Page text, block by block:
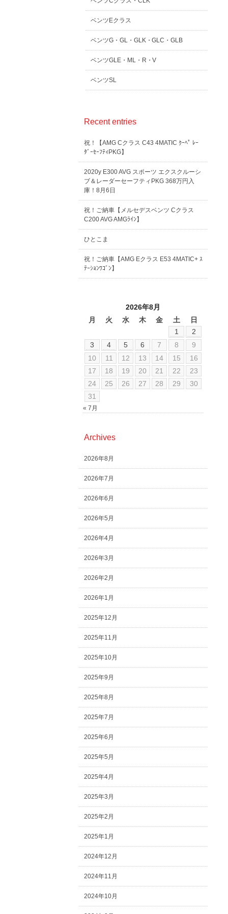
ベンツEクラス
ベンツG・GL・GLK・GLC・GLB
ベンツGLE・ML・R・V
ベンツSL
Recent entries
祝！【AMG Cクラス C43 4MATIC ｸｰﾍﾟ ﾚｰ
ﾀﾞｰｾｰﾌﾃｨPKG】
2020y E300 AVG スポーツ エクスクルーシ
ブ＆レーダーセーフティPKG 368万円入
庫！8月6日
祝！ご納車【メルセデスベンツ Cクラス
C200 AVG AMGﾗｲﾝ】
ひとこま
祝！ご納車【AMG Eクラス E53 4MATIC+ ｽ
ﾃｰｼｮﾝﾜｺﾞﾝ】
2026年8月
月
火 水 木 金 土
日
1
2
3
4 5 6 7 8
9
10
11 12 13 14 15
16
17
18 19 20 21 22
23
24
25 26 27 28 29
30
31
« 7月
Archives
2026年8月
2026年7月
2026年6月
2026年5月
2026年4月
2026年3月
2026年2月
2026年1月
2025年12月
2025年11月
2025年10月
2025年9月
2025年8月
2025年7月
2025年6月
2025年5月
2025年4月
2025年3月
2025年2月
2025年1月
2024年12月
2024年11月
2024年10月